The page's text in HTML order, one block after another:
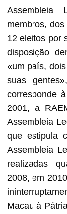
Assembleia
membros,
12 eleitos por
disposição
«um país,
suas
corresponde
2001, a
Assembleia
que estipula
Assembleia
realizadas
2008, em
Macau à